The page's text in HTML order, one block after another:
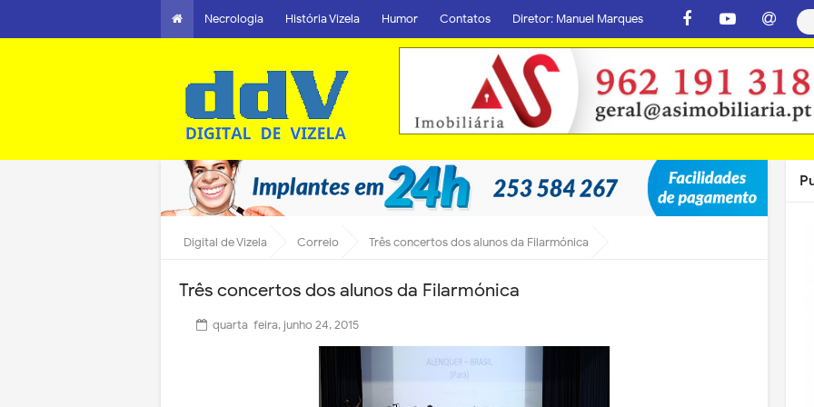
Necrologia História Vizela Humor Contatos Diretor: Manuel Marques
Digital de Vizela Correio Três concertos dos alunos da Filarmónica
Três concertos dos alunos da Filarmónica
quarta-feira, junho 24, 2015